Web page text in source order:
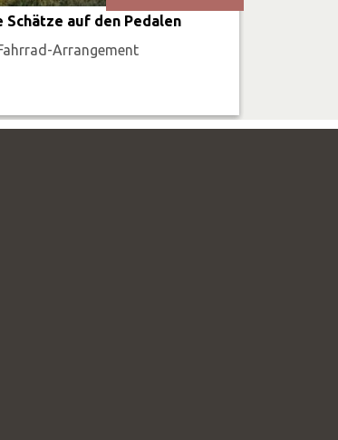
Schätze auf den Pedalen
Arrangement